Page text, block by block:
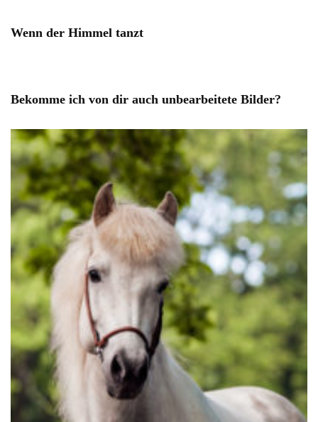
Wenn der Himmel tanzt
Bekomme ich von dir auch unbearbeitete Bilder?